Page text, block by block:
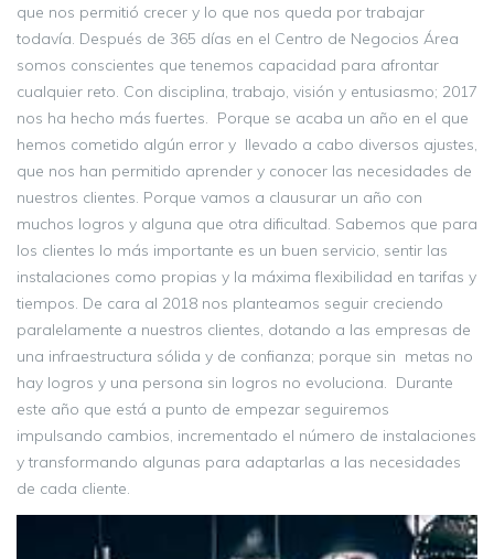
que nos permitió crecer y lo que nos queda por trabajar
todavía. Después de 365 días en el Centro de Negocios Área
somos conscientes que tenemos capacidad para afrontar
cualquier reto. Con disciplina, trabajo, visión y entusiasmo; 2017
nos ha hecho más fuertes. Porque se acaba un año en el que
hemos cometido algún error y llevado a cabo diversos ajustes,
que nos han permitido aprender y conocer las necesidades de
nuestros clientes. Porque vamos a clausurar un año con
muchos logros y alguna que otra dificultad. Sabemos que para
los clientes lo más importante es un buen servicio, sentir las
instalaciones como propias y la máxima flexibilidad en tarifas y
tiempos. De cara al 2018 nos planteamos seguir creciendo
paralelamente a nuestros clientes, dotando a las empresas de
una infraestructura sólida y de confianza; porque sin metas no
hay logros y una persona sin logros no evoluciona. Durante
este año que está a punto de empezar seguiremos
impulsando cambios, incrementado el número de instalaciones
y transformando algunas para adaptarlas a las necesidades
de cada cliente.